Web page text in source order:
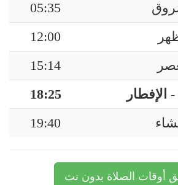
05:35
12:00
15:14
الإفطار
18:25
19:40
أوقات الصلاة بدون نت